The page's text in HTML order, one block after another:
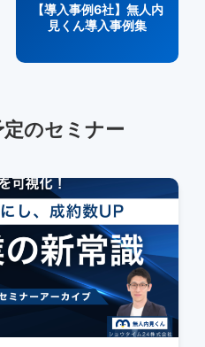
【導入事例6社】無人内
見くん導入事例集
のセミナー